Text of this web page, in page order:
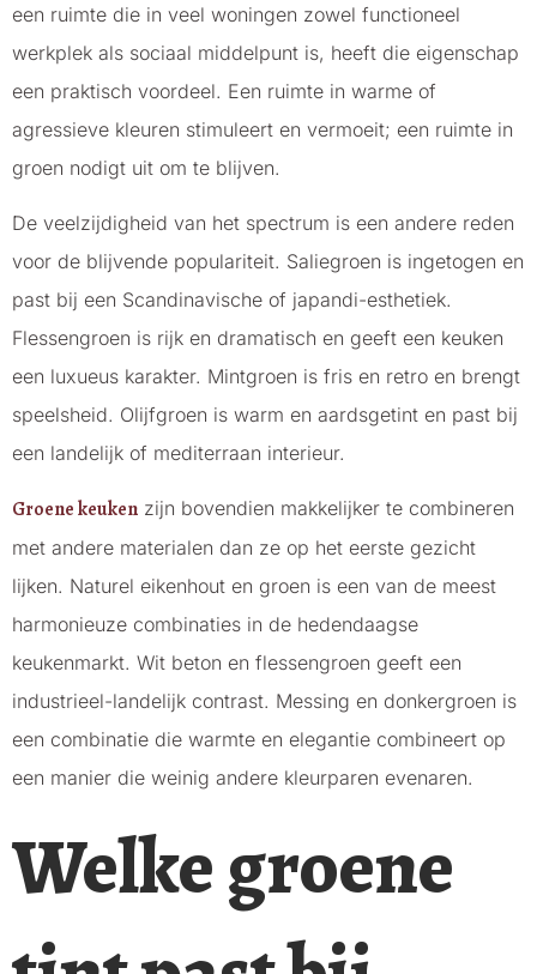
een ruimte die in veel woningen zowel functioneel
werkplek als sociaal middelpunt is, heeft die eigenschap
een praktisch voordeel. Een ruimte in warme of
agressieve kleuren stimuleert en vermoeit; een ruimte in
groen nodigt uit om te blijven.
De veelzijdigheid van het spectrum is een andere reden
voor de blijvende populariteit. Saliegroen is ingetogen en
past bij een Scandinavische of japandi-esthetiek.
Flessengroen is rijk en dramatisch en geeft een keuken
een luxueus karakter. Mintgroen is fris en retro en brengt
speelsheid. Olijfgroen is warm en aardsgetint en past bij
een landelijk of mediterraan interieur.
Groene keuken zijn bovendien makkelijker te combineren
met andere materialen dan ze op het eerste gezicht
lijken. Naturel eikenhout en groen is een van de meest
harmonieuze combinaties in de hedendaagse
keukenmarkt. Wit beton en flessengroen geeft een
industrieel-landelijk contrast. Messing en donkergroen is
een combinatie die warmte en elegantie combineert op
een manier die weinig andere kleurparen evenaren.
Welke groene